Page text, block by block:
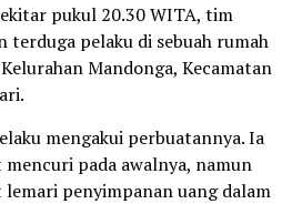
pukul 20.30 WITA, tim
terduga pelaku di sebuah rumah
Mandonga, Kecamatan
mengakui perbuatannya. Ia
pada awalnya, namun
penyimpanan uang dalam